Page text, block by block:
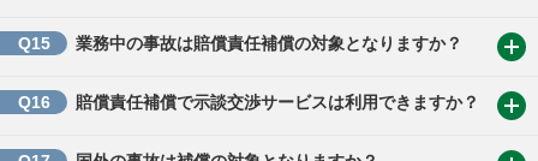
Q15 業務中の事故は賠償責任補償の対象となりますか？
Q16 賠償責任補償で示談交渉サービスは利用できますか？